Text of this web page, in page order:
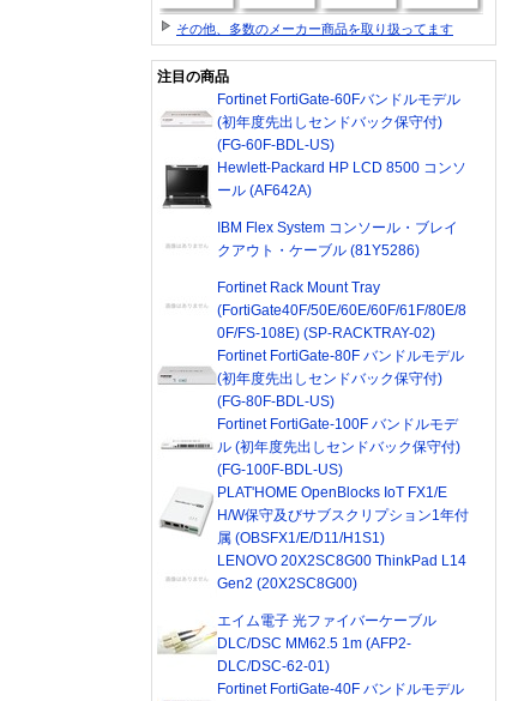
その他、多数のメーカー商品を取り扱ってます
注目の商品
Fortinet FortiGate-60Fバンドルモデル
(初年度先出しセンドバック保守付)
(FG-60F-BDL-US)
Hewlett-Packard HP LCD 8500 コンソ
ール (AF642A)
IBM Flex System コンソール・ブレイ
クアウト・ケーブル (81Y5286)
Fortinet Rack Mount Tray
(FortiGate40F/50E/60E/60F/61F/80E/8
0F/FS-108E) (SP-RACKTRAY-02)
Fortinet FortiGate-80F バンドルモデル
(初年度先出しセンドバック保守付)
(FG-80F-BDL-US)
Fortinet FortiGate-100F バンドルモデ
ル (初年度先出しセンドバック保守付)
(FG-100F-BDL-US)
PLAT'HOME OpenBlocks IoT FX1/E
H/W保守及びサブスクリプション1年付
属 (OBSFX1/E/D11/H1S1)
LENOVO 20X2SC8G00 ThinkPad L14
Gen2 (20X2SC8G00)
エイム電子 光ファイバーケーブル
DLC/DSC MM62.5 1m (AFP2-
DLC/DSC-62-01)
Fortinet FortiGate-40F バンドルモデル